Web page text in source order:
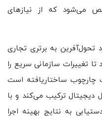
می‌شود که از نیازهای
به برتری تجاری
تغییرات سازمانی سریع را
چارچوب ساختاریافته است
دیجیتال ترکیب می‌کند و با
به نتایج بهینه اجرا